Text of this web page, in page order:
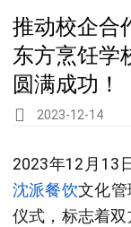
推动校企合
东方烹饪学
圆满成功！
2023-12-14
2023年12月13
沈派餐饮文化管
仪式，标志着